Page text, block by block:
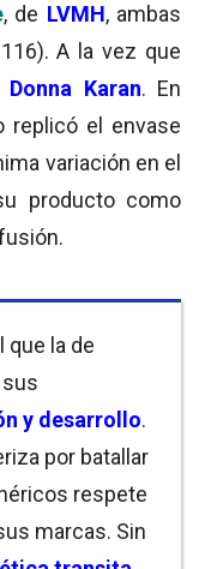
, de LVMH, ambas
.A la vez que
Donna Karan. En
replicó el envase
variación en el
producto como
que la de
y desarrollo.
por batallar
respete
marcas. Sin